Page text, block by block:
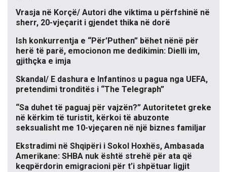
Vrasja në Korçë/ Autori dhe viktima u përfshinë në
sherr, 20-vjeçarit i gjendet thika në dorë
Ish konkurrentja e “Për’Puthen” bëhet nënë për
herë të parë, emocionon me dedikimin: Dielli im,
gjithçka e imja
Skandal/ E dashura e Infantinos u pagua nga UEFA,
pretendimi tronditës i “The Telegraph”
“Sa duhet të paguaj për vajzën?” Autoritetet greke
në kërkim të turistit, kërkoi të abuzonte
seksualisht me 10-vjeçaren në një biznes familjar
Ekstradimi në Shqipëri i Sokol Hoxhës, Ambasada
Amerikane: SHBA nuk është strehë për ata që
keqpërdorin emigracioni për t’i shpëtuar ligjit